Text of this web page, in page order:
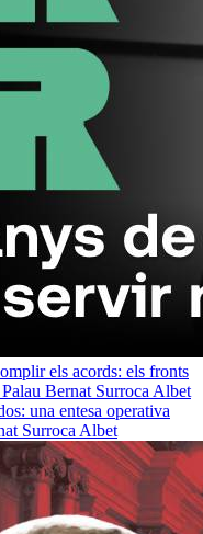
els acords: els fronts
Bernat Surroca Albet
una entesa operativa
Surroca Albet